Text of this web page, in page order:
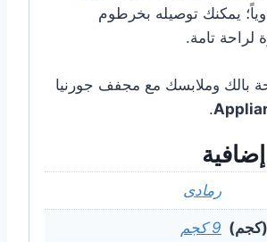
يمكنك توصيله بخرطوم
لراحة تامة.
بالك وملابسك مع مجفف جورنيا
.
رمادى
9 كجم